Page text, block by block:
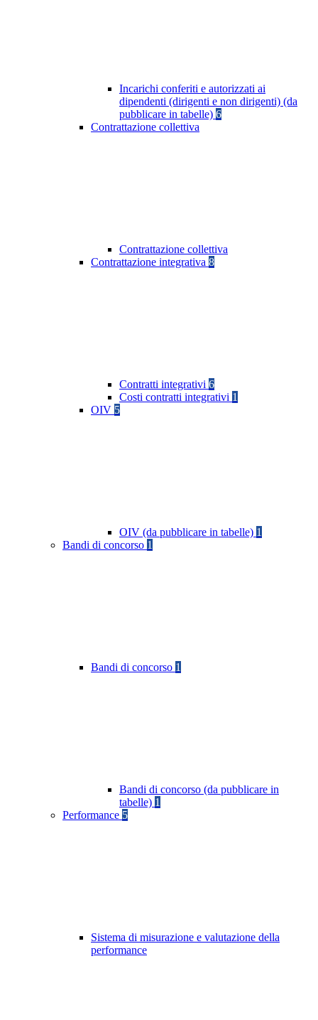
Incarichi conferiti e autorizzati ai
dipendenti (dirigenti e non dirigenti) (da
pubblicare in tabelle) 6
Contrattazione collettiva
Contrattazione collettiva
Contrattazione integrativa 8
Contratti integrativi 6
Costi contratti integrativi 1
OIV 5
OIV (da pubblicare in tabelle) 1
Bandi di concorso 1
Bandi di concorso 1
Bandi di concorso (da pubblicare in
tabelle) 1
Performance 5
Sistema di misurazione e valutazione della
performance